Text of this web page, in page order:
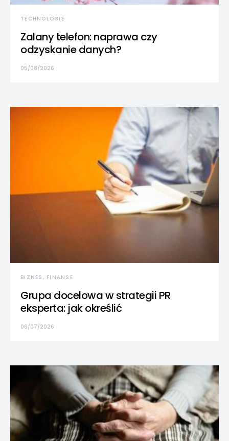
TECHNOLOGIE
Zalany telefon: naprawa czy
odzyskanie danych?
05/08/2026
BIZNES, FINANSE
Grupa docelowa w strategii PR
eksperta: jak określić
06/07/2026